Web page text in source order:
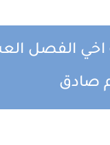
اخي الفصل
صادق